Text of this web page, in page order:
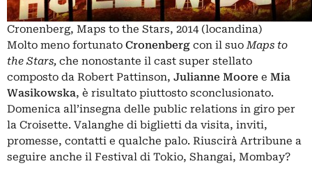
Cronenberg, Maps to the Stars, 2014 (locandina)
Molto meno fortunato Cronenberg con il suoMaps to
the Stars, che nonostante il cast super stellato
composto da Robert Pattinson, Julianne Moore e Mia
Wasikowska, è risultato piuttosto sconclusionato.
Domenica all’insegna delle public relations in giro per
la Croisette. Valanghe di biglietti da visita, inviti,
promesse, contatti e qualche palo. Riuscirà Artribune a
seguire anche il Festival di Tokio, Shangai, Mombay?